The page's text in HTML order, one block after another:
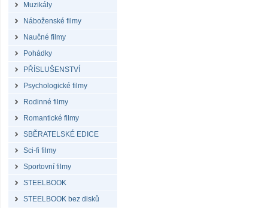
Muzikály
Náboženské filmy
Naučné filmy
Pohádky
PŘÍSLUŠENSTVÍ
Psychologické filmy
Rodinné filmy
Romantické filmy
SBĚRATELSKÉ EDICE
Sci-fi filmy
Sportovní filmy
STEELBOOK
STEELBOOK bez disků